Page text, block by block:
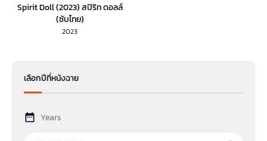
Spirit Doll (2023) สปิริท ดอลล์
(ซับไทย)
2023
เลือกปีที่หนังฉาย
Years